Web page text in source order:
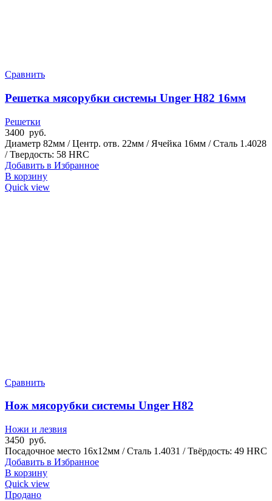
Сравнить
Решетка мясорубки системы Unger H82 16мм
Решетки
3400 руб.
Диаметр 82мм / Центр. отв. 22мм / Ячейка 16мм / Сталь 1.4028
/ Твердость: 58 HRC
Добавить в Избранное
В корзину
Quick view
Сравнить
Нож мясорубки системы Unger H82
Ножи и лезвия
3450 руб.
Посадочное место 16x12мм / Сталь 1.4031 / Твёрдость: 49 HRC
Добавить в Избранное
В корзину
Quick view
Продано